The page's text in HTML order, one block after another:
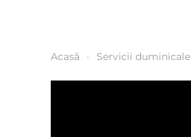
Acasă Servicii duminicale